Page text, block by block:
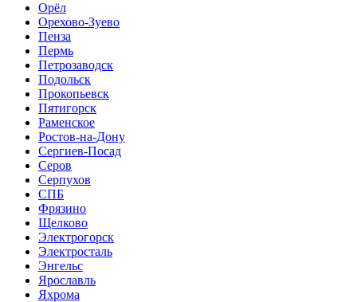
Орёл
Орехово-Зуево
Пенза
Пермь
Петрозаводск
Подольск
Прокопьевск
Пятигорск
Раменское
Ростов-на-Дону
Сергиев-Посад
Серов
Серпухов
СПБ
Фрязино
Щелково
Электрогорск
Электросталь
Энгельс
Ярославль
Яхрома